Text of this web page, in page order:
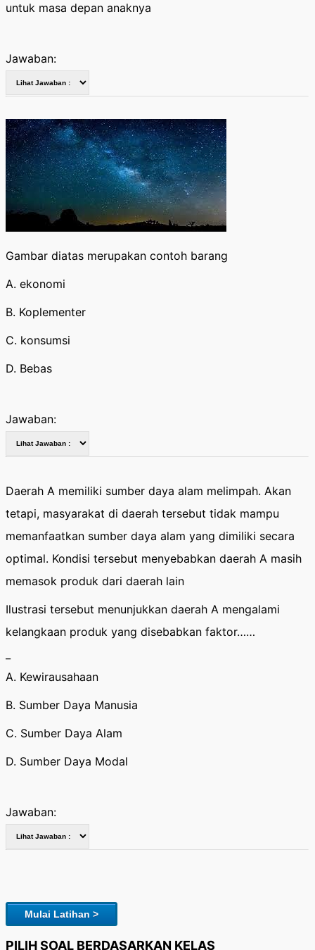
untuk masa depan anaknya
Jawaban:
Gambar diatas merupakan contoh barang
A. ekonomi
B. Koplementer
C. konsumsi
D. Bebas
Jawaban:
Daerah A memiliki sumber daya alam melimpah. Akan
tetapi, masyarakat di daerah tersebut tidak mampu
memanfaatkan sumber daya alam yang dimiliki secara
optimal. Kondisi tersebut menyebabkan daerah A masih
memasok produk dari daerah lain
Ilustrasi tersebut menunjukkan daerah A mengalami
kelangkaan produk yang disebabkan faktor……
A. Kewirausahaan
B. Sumber Daya Manusia
C. Sumber Daya Alam
D. Sumber Daya Modal
Jawaban:
Mulai Latihan >
PILIH SOAL BERDASARKAN KELAS